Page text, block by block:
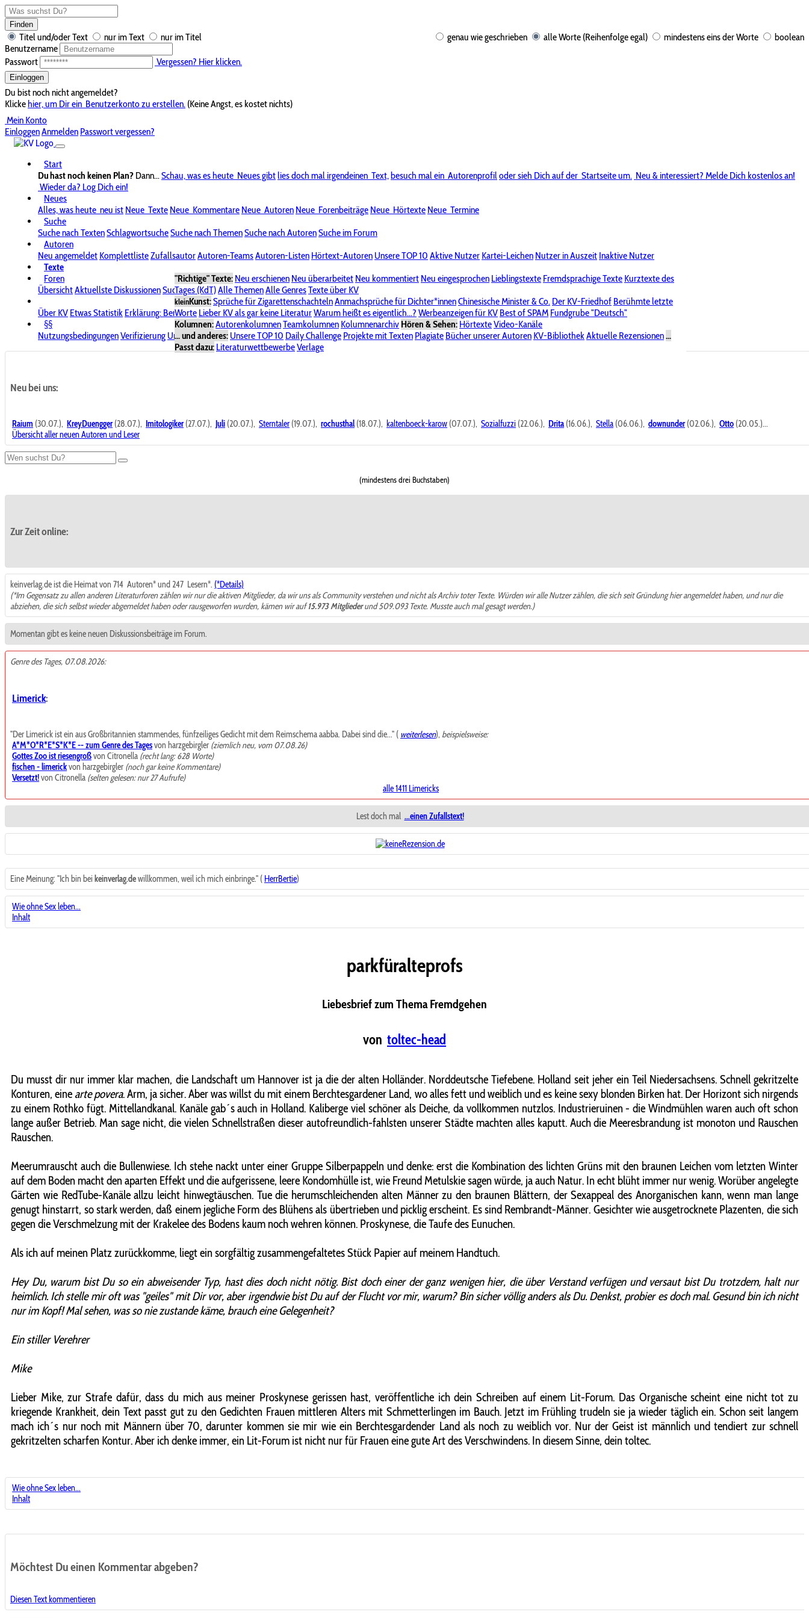
Finden
genau wie geschrieben alle Worte (Reihenfolge egal) mindestens eins der Worte boolean
Titel und/oder Text nur im Text
nur im Titel
Benutzername
Passwort
Vergessen? Hier klicken.
Einloggen
Du bist noch nicht angemeldet?
Klickehier, um Dir ein Benutzerkonto zu erstellen. (Keine Angst, es kostet nichts)
Mein Konto
EinloggenAnmelden Passwort vergessen?
Start
Du hast noch keinen Plan? Dann...Schau, was es heute Neues gibtlies doch mal irgendeinen Text,besuch mal ein Autorenprofiloder sieh Dich auf der Startseite um. Neu & interessiert? Melde Dich kostenlos an!
Wieder da? Log Dich ein!
Neues
Alles, was heute neu ist Neue Texte Neue Kommentare Neue Autoren Neue Forenbeiträge Neue Hörtexte Neue Termine
Suche
Suche nach TextenSchlagwortsucheSuche nach ThemenSuche nach AutorenSuche im Forum
Autoren
Neu angemeldet KomplettlisteZufallsautorAutoren-TeamsAutoren-Listen Hörtext-Autoren Unsere TOP 10 Aktive Nutzer Kartei-Leichen Nutzer in Auszeit Inaktive Nutzer
Texte
"Richtige" Texte: Neu erschienen Neu überarbeitet Neu kommentiert Neu eingesprochen Lieblingstexte Fremdsprachige Texte Kurztexte des
Tages (KdT)Alle ThemenAlle GenresTexte über KV
kleinKunst:Sprüche für ZigarettenschachtelnAnmachsprüche für Dichter*innenChinesische Minister & Co. Der KV-Friedhof Berühmte letzte
Worte Lieber KV als gar keine LiteraturWarum heißt es eigentlich...? Werbeanzeigen für KV Best of SPAM Fundgrube "Deutsch"
Kolumnen:AutorenkolumnenTeamkolumnen Kolumnenarchiv Hören & Sehen: HörtexteVideo-Kanäle
... und anderes: Unsere TOP 10 Daily Challenge Projekte mit Texten Plagiate Bücher unserer Autoren KV-BibliothekAktuelle Rezensionen...
Passt dazu: LiteraturwettbewerbeVerlage
Foren
ÜbersichtAktuellste DiskussionenSuche im ForumBereich "KV-Board"Bereich "Literatur & Schreiberei"
Über KV Etwas Statistik Erklärung: BenutzersymboleSpende für KV Unsere SpenderlisteAlle Wege führen zu KVPasswort vergessen?
§§
NutzungsbedingungenVerifizierung UrheberrechtAvatare & BilderStalkingDatenschutzerklärungImpressum
Neu bei uns:
Raium (30.07.), KreyDuengger(28.07.), Imitologiker(27.07.), Juli (20.07.), Sterntaler (19.07.), rochusthal (18.07.), kaltenboeck-karow (07.07.), Sozialfuzzi (22.06.), Drita (16.06.), Stella (06.06.), downunder(02.06.), Otto (20.05.)...
Übersicht aller neuen Autoren und Leser
(mindestens drei Buchstaben)
Zur Zeit online:
keinverlag.de ist die Heimat von 714 Autoren* und 247 Lesern*. (*Details)
(*Im Gegensatz zu allen anderen Literaturforen zählen wir nur die aktiven Mitglieder, da wir uns als Community verstehen und nicht als Archiv toter Texte. Würden wir alle Nutzer zählen, die sich seit Gründung hier angemeldet haben, und nur die
abziehen, die sich selbst wieder abgemeldet haben oder rausgeworfen wurden, kämen wir auf15.973 Mitgliederund 509.093 Texte. Musste auch mal gesagt werden.)
Momentan gibt es keine neuen Diskussionsbeiträge im Forum.
Genre des Tages, 07.08.2026:
Limerick:
"Der Limerick ist ein aus Großbritannien stammendes, fünfzeiliges Gedicht mit dem Reimschema aabba. Dabei sind die..." ( weiterlesen),beispielsweise:
A*M*O*R*E*S*K*E -- zum Genre des Tagesvon harzgebirgler (ziemlich neu, vom 07.08.26)
Gottes Zoo ist riesengroßvon Citronella (recht lang: 628 Worte)
fischen - limerickvon harzgebirgler (noch gar keine Kommentare)
Versetzt!von Citronella (selten gelesen: nur 27 Aufrufe)
alle 1411 Limericks
Lest doch mal ...einen Zufallstext!
Eine Meinung: "Ich bin bei keinverlag.dewillkommen, weil ich mich einbringe." ( HerrBertie)
Wie ohne Sex leben...
Inhalt
parkfüralteprofs
Liebesbrief zum Thema Fremdgehen
von toltec-head
Du musst dir nur immer klar machen, die Landschaft um Hannover ist ja die der alten Holländer. Norddeutsche Tiefebene. Holland seit jeher ein Teil Niedersachsens. Schnell gekritzelte
Konturen, eine arte povera. Arm, ja sicher. Aber was willst du mit einem Berchtesgardener Land, wo alles fett und weiblich und es keine sexy blonden Birken hat. Der Horizont sich nirgends
zu einem Rothko fügt. Mittellandkanal. Kanäle gab´s auch in Holland. Kaliberge viel schöner als Deiche, da vollkommen nutzlos. Industrieruinen - die Windmühlen waren auch oft schon
lange außer Betrieb. Man sage nicht, die vielen Schnellstraßen dieser autofreundlich-fahlsten unserer Städte machten alles kaputt. Auch die Meeresbrandung ist monoton und Rauschen
Rauschen.
Meerumrauscht auch die Bullenwiese. Ich stehe nackt unter einer Gruppe Silberpappeln und denke: erst die Kombination des lichten Grüns mit den braunen Leichen vom letzten Winter
auf dem Boden macht den aparten Effekt und die aufgerissene, leere Kondomhülle ist, wie Freund Metulskie sagen würde, ja auch Natur. In echt blüht immer nur wenig. Worüber angelegte
Gärten wie RedTube-Kanäle allzu leicht hinwegtäuschen. Tue die herumschleichenden alten Männer zu den braunen Blättern, der Sexappeal des Anorganischen kann, wenn man lange
genugt hinstarrt, so stark werden, daß einem jegliche Form des Blühens als übertrieben und picklig erscheint. Es sind Rembrandt-Männer. Gesichter wie ausgetrocknete Plazenten, die sich
gegen die Verschmelzung mit der Krakelee des Bodens kaum noch wehren können. Proskynese, die Taufe des Eunuchen.
Als ich auf meinen Platz zurückkomme, liegt ein sorgfältig zusammengefaltetes Stück Papier auf meinem Handtuch.
Hey Du, warum bist Du so ein abweisender Typ, hast dies doch nicht nötig. Bist doch einer der ganz wenigen hier, die über Verstand verfügen und versaut bist Du trotzdem, halt nur
heimlich. Ich stelle mir oft was "geiles" mit Dir vor, aber irgendwie bist Du auf der Flucht vor mir, warum? Bin sicher völlig anders als Du. Denkst, probier es doch mal. Gesund bin ich nicht
nur im Kopf! Mal sehen, was so nie zustande käme, brauch eine Gelegenheit?
Ein stiller Verehrer
Mike
Lieber Mike, zur Strafe dafür, dass du mich aus meiner Proskynese gerissen hast, veröffentliche ich dein Schreiben auf einem Lit-Forum. Das Organische scheint eine nicht tot zu
kriegende Krankheit, dein Text passt gut zu den Gedichten Frauen mittleren Alters mit Schmetterlingen im Bauch. Jetzt im Frühling trudeln sie ja wieder täglich ein. Schon seit langem
mach ich´s nur noch mit Männern über 70, darunter kommen sie mir wie ein Berchtesgardender Land als noch zu weiblich vor. Nur der Geist ist männlich und tendiert zur schnell
gekritzelten scharfen Kontur. Aber ich denke immer, ein Lit-Forum ist nicht nur für Frauen eine gute Art des Verschwindens. In diesem Sinne, dein toltec.
Wie ohne Sex leben...
Inhalt
Möchtest Du einen Kommentar abgeben?
Diesen Text kommentieren